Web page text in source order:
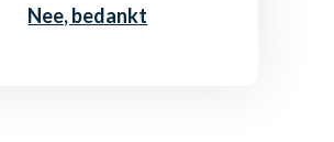
Nee, bedankt